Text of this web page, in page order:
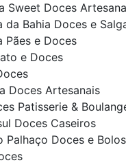
Sweet Doces
da Bahia Doces e
Pães e Doces
e Doces
Doces Artesanais
Patisserie &
Doces Caseiros
Palhaço Doces e Bolos